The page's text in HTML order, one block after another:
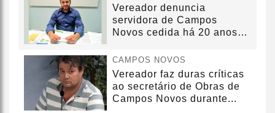
Vereador denuncia
servidora de Campos
Novos cedida há 20 anos
CAMPOS NOVOS
Vereador faz duras críticas
ao secretário de Obras de
Campos Novos durante...